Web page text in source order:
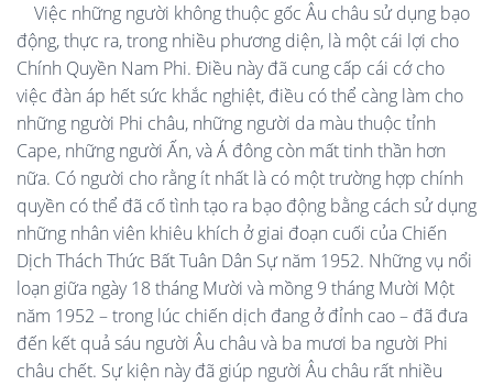
Việc những người không thuộc gốc Âu châu sử dụng bạo
động, thực ra, trong nhiều phương diện, là một cái lợi cho
Chính Quyền Nam Phi. Điều này đã cung cấp cái cớ cho
việc đàn áp hết sức khắc nghiệt, điều có thể càng làm cho
những người Phi châu, những người da màu thuộc tỉnh
Cape, những người Ấn, và Á đông còn mất tinh thần hơn
nữa. Có người cho rằng ít nhất là có một trường hợp chính
quyền có thể đã cố tình tạo ra bạo động bằng cách sử dụng
những nhân viên khiêu khích ở giai đoạn cuối của Chiến
Dịch Thách Thức Bất Tuân Dân Sự năm 1952. Những vụ nổi
loạn giữa ngày 18 tháng Mười và mồng 9 tháng Mười Một
năm 1952 – trong lúc chiến dịch đang ở đỉnh cao – đã đưa
đến kết quả sáu người Âu châu và ba mươi ba người Phi
châu chết. Sự kiện này đã giúp người Âu châu rất nhiều